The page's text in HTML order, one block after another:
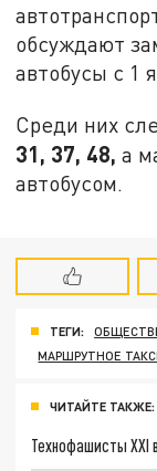
обсуждают
автобусы с 1
Среди них
31, 37, 48, а
автобусом.
ТЕГИ:
МАРШРУТНОЕ
ЧИТАЙТЕ ТАКЖЕ:
Технофашисты XXI